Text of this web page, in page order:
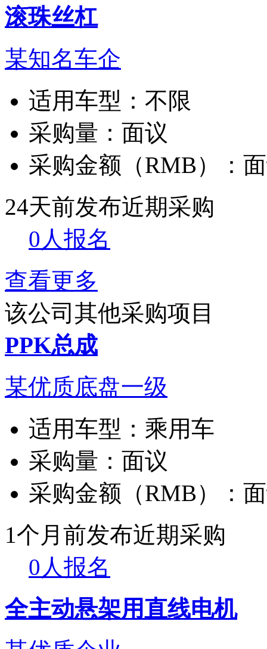
滚珠丝杠
某知名车企
适用车型： 不限
采购量： 面议
采购金额（RMB）：
24天前发布近期采购
0人报名
查看更多
该公司其他采购项目
PPK总成
某优质底盘一级
适用车型： 乘用车
采购量： 面议
采购金额（RMB）：
1个月前发布近期采购
0人报名
全主动悬架用直线电机